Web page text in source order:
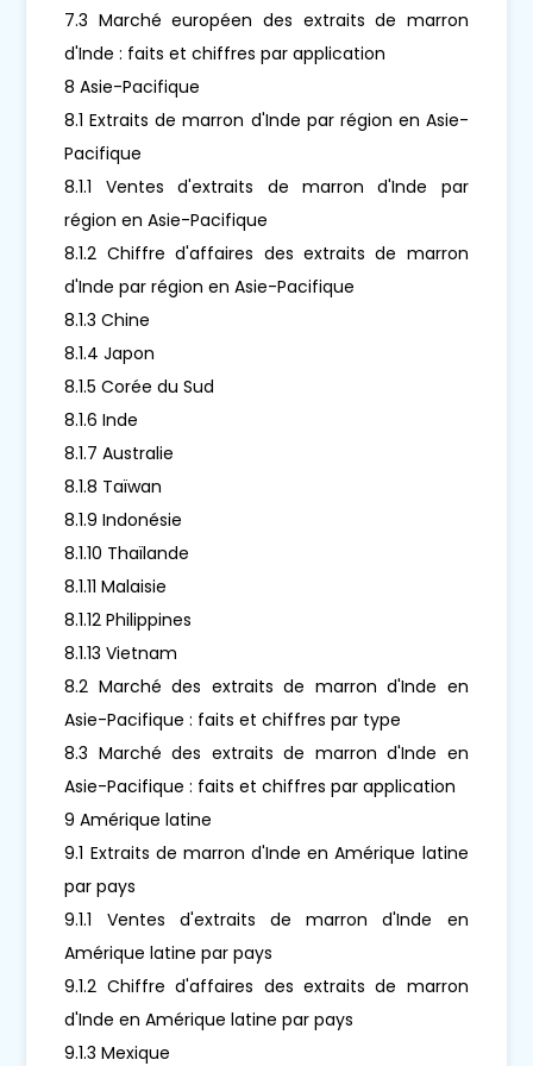
7.3 Marché européen des extraits de marron
d'Inde : faits et chiffres par application
8 Asie-Pacifique
8.1 Extraits de marron d'Inde par région en Asie-
Pacifique
8.1.1 Ventes d'extraits de marron d'Inde par
région en Asie-Pacifique
8.1.2 Chiffre d'affaires des extraits de marron
d'Inde par région en Asie-Pacifique
8.1.3 Chine
8.1.4 Japon
8.1.5 Corée du Sud
8.1.6 Inde
8.1.7 Australie
8.1.8 Taïwan
8.1.9 Indonésie
8.1.10 Thaïlande
8.1.11 Malaisie
8.1.12 Philippines
8.1.13 Vietnam
8.2 Marché des extraits de marron d'Inde en
Asie-Pacifique : faits et chiffres par type
8.3 Marché des extraits de marron d'Inde en
Asie-Pacifique : faits et chiffres par application
9 Amérique latine
9.1 Extraits de marron d'Inde en Amérique latine
par pays
9.1.1 Ventes d'extraits de marron d'Inde en
Amérique latine par pays
9.1.2 Chiffre d'affaires des extraits de marron
d'Inde en Amérique latine par pays
9.1.3 Mexique